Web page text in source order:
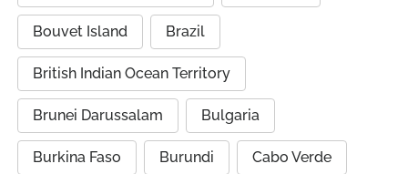
Bouvet Island Brazil
British Indian Ocean Territory
Brunei Darussalam Bulgaria
Burkina Faso Burundi Cabo Verde